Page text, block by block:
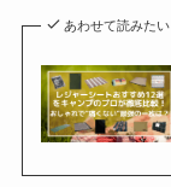
あわせて読みたい